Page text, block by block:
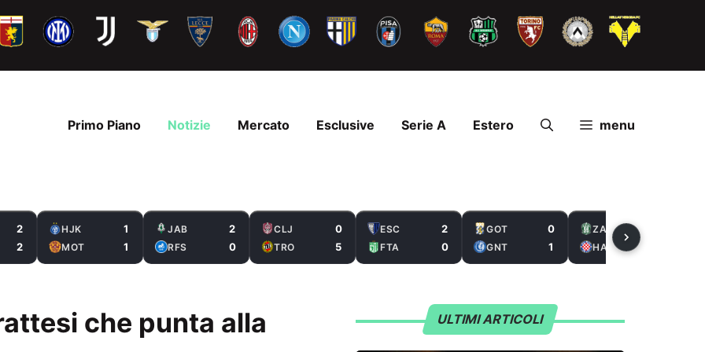
Primo Piano Notizie Mercato Esclusive Serie A Estero menu
2
2
HJK 1
MOT 1
JAB 2
RFS 0
CLJ 0
TRO 5
ESC 2
FTA 0
GOT 0
GNT 1
ZAL
HAS
che punta alla
ULTIMI ARTICOLI